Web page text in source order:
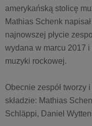
amerykańską stolicę
Mathias Schenk
najnowszej płycie
wydana w marcu 2017 i
muzyki rockowej.
Obecnie zespół tworzy
składzie: Mathias
Schläppi, Daniel